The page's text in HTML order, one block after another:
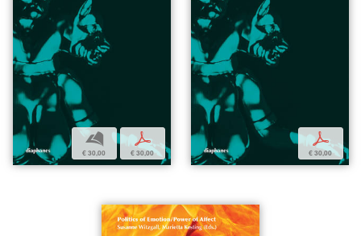
b
€ 30,00
p
€ 30,00
p
€ 30,00